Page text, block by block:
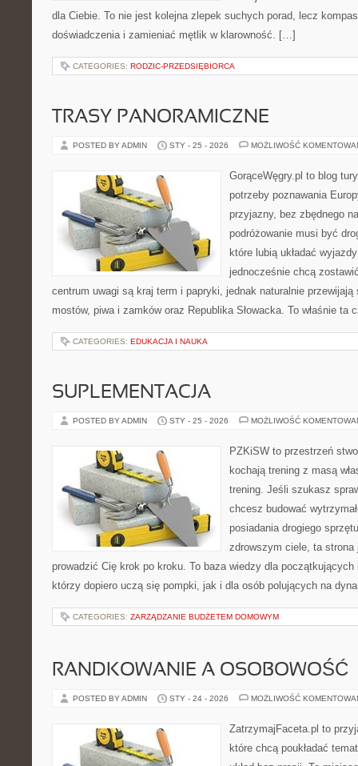
dla Ciebie. To nie jest kolejna zlepek suchych porad, lecz
doświadczenia i zamieniać mętlik w klarowność. […]
CATEGORIES: RODZIC-PRZEDSIĘBIORCA
TRASY PANORAMICZNE
POSTED BY ADMIN STY - 25 - 2026 MOŻLIWOŚĆ
GorąceWęgry.pl to blog
potrzeby poznawania
przyjazny, bez zbędnego
podróżowanie musi być
które lubią układać
jednocześnie chcą
centrum uwagi są kraj term i papryki, jednak naturalnie
mostów, piwa i zamków oraz Republika Słowacka. To właśnie
CATEGORIES: EDUKACJA I NAUKA
SUPLEMENTACJA
POSTED BY ADMIN STY - 25 - 2026 MOŻLIWOŚĆ
PZKiSW to przestrzeń
kochają trening z masą
trening. Jeśli szukasz
chcesz budować
posiadania drogiego
zdrowszym ciele, ta strona
prowadzić Cię krok po kroku. To baza wiedzy dla
którzy dopiero uczą się pompki, jak i dla osób polujących na
CATEGORIES: ZARZĄDZANIE BUDŻETEM DOMOWYM
RANDKOWANIE A OSOBOWOŚĆ
POSTED BY ADMIN STY - 24 - 2026 MOŻLIWOŚĆ
ZatrzymajFaceta.pl to
które chcą poukładać